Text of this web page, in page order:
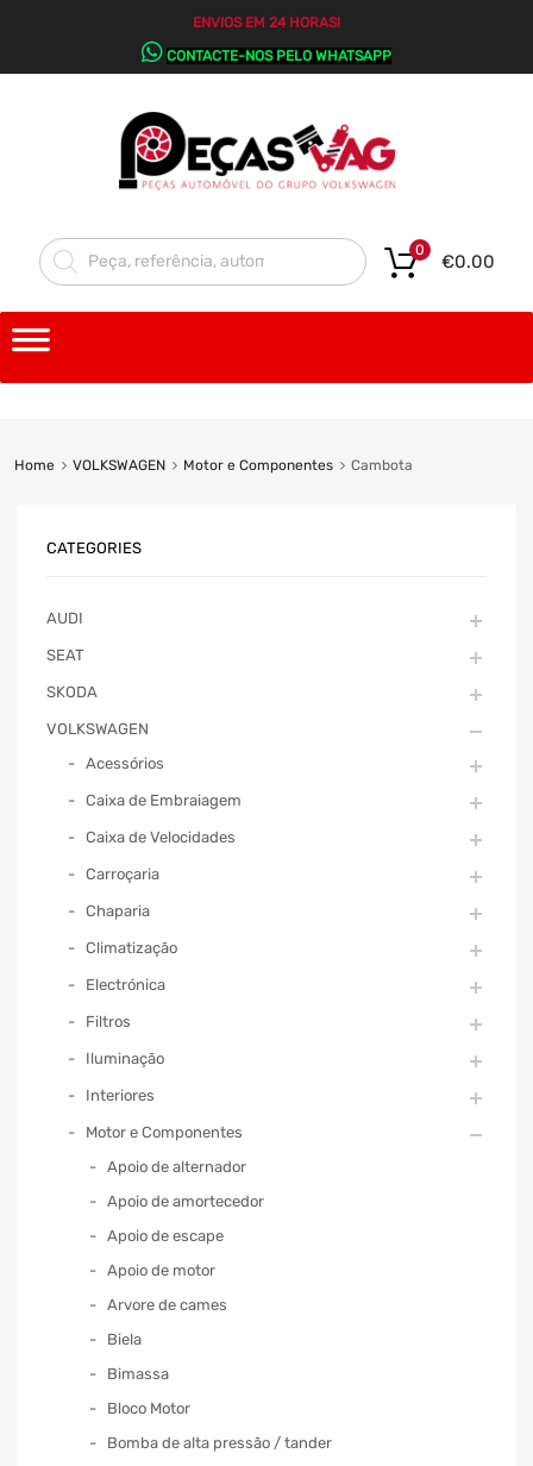
ENVIOS EM 24 HORAS!
CONTACTE-NOS PELO WHATSAPP
€0.00
0
Home VOLKSWAGEN Motor e Componentes Cambota
CATEGORIES
AUDI
SEAT
SKODA
VOLKSWAGEN
Acessórios
Caixa de Embraiagem
Caixa de Velocidades
Carroçaria
Chaparia
Climatização
Electrónica
Filtros
Iluminação
Interiores
Motor e Componentes
Apoio de alternador
Apoio de amortecedor
Apoio de escape
Apoio de motor
Arvore de cames
Biela
Bimassa
Bloco Motor
Bomba de alta pressão / tander